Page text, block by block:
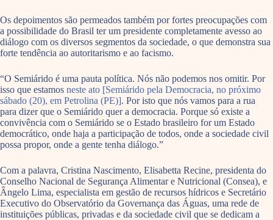
Os depoimentos são permeados também por fortes preocupações com
a possibilidade do Brasil ter um presidente completamente avesso ao
diálogo com os diversos segmentos da sociedade, o que demonstra sua
forte tendência ao autoritarismo e ao facismo.
“O Semiárido é uma pauta política. Nós não podemos nos omitir. Por
isso que estamos neste ato [Semiárido pela Democracia, no próximo
sábado (20), em Petrolina (PE)]. Por isto que nós vamos para a rua
para dizer que o Semiárido quer a democracia. Porque só existe a
convivência com o Semiárido se o Estado brasileiro for um Estado
democrático, onde haja a participação de todos, onde a sociedade civil
possa propor, onde a gente tenha diálogo.”
Com a palavra, Cristina Nascimento, Elisabetta Recine, presidenta do
Conselho Nacional de Segurança Alimentar e Nutricional (Consea), e
Ângelo Lima, especialista em gestão de recursos hídricos e Secretário
Executivo do Observatório da Governança das Águas, uma rede de
instituições públicas, privadas e da sociedade civil que se dedicam a